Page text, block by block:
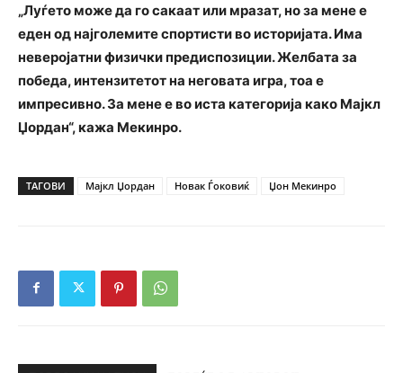
„Луѓето може да го сакаат или мразат, но за мене е
еден од најголемите спортисти во историјата. Има
неверојатни физички предиспозиции. Желбата за
победа, интензитетот на неговата игра, тоа е
импресивно. За мене е во иста категорија како Мајкл
Џордан“, кажа Мекинро.
ТАГОВИ Мајкл Џордан Новак Ѓоковиќ Џон Мекинро